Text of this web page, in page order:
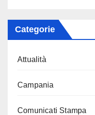
Categorie
Attualità
Campania
Comunicati Stampa